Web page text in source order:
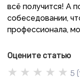
всё получится! А
собеседовании,
профессионала,
Оцените статью
★ ★ ★ ★ ★ 5 (